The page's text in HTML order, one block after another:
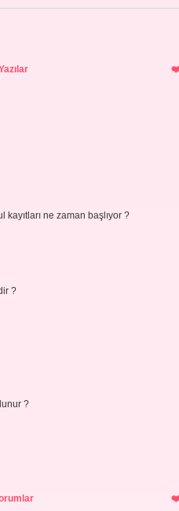
kayıtları ne zaman başlıyor ?
?
?